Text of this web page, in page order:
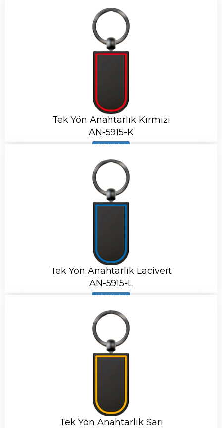
Tek Yön Anahtarlık Kırmızı
AN-5915-K
4154 Adet
Tek Yön Anahtarlık Lacivert
AN-5915-L
3485 Adet
Tek Yön Anahtarlık Sarı